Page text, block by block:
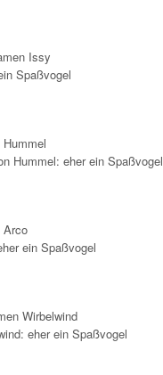
Issy
Spaßvogel
Hummel: eher ein Spaßvogel
Arco
ein Spaßvogel
Wirbelwind
eher ein Spaßvogel